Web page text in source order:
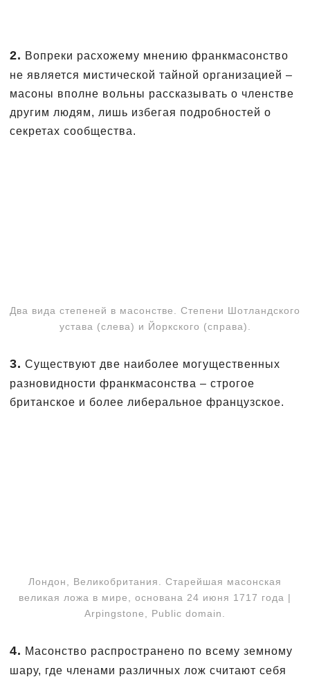
2. Вопреки расхожему мнению франкмасонство
не является мистической тайной организацией –
масоны вполне вольны рассказывать о членстве
другим людям, лишь избегая подробностей о
секретах сообщества.
Два вида степеней в масонстве. Степени Шотландского
устава (слева) и Йоркского (справа).
3. Существуют две наиболее могущественных
разновидности франкмасонства – строгое
британское и более либеральное французское.
Лондон, Великобритания. Cтарейшая масонская
великая ложа в мире, основана 24 июня 1717 года |
Arpingstone, Public domain.
4. Масонство распространено по всему земному
шару, где членами различных лож считают себя